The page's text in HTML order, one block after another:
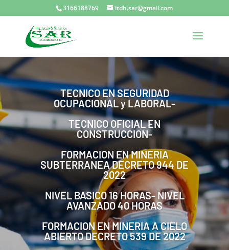
3166188769 itdh.sar@gmail.com
TECNICO EN SEGURIDAD
OCUPACIONAL y LABORAL-
TECNICO OFICIAL EN
CONSTRUCCION-
FORMACION EN MINERIA
SUBTERRANEA DECRETO 944 DE
2022
NIVEL BASICO 16 HORAS- NIVEL
AVANZADO 40 HORAS
FORMACION EN MINERIA A CIELO
ABIERTO DECRETO 539 DE 2022